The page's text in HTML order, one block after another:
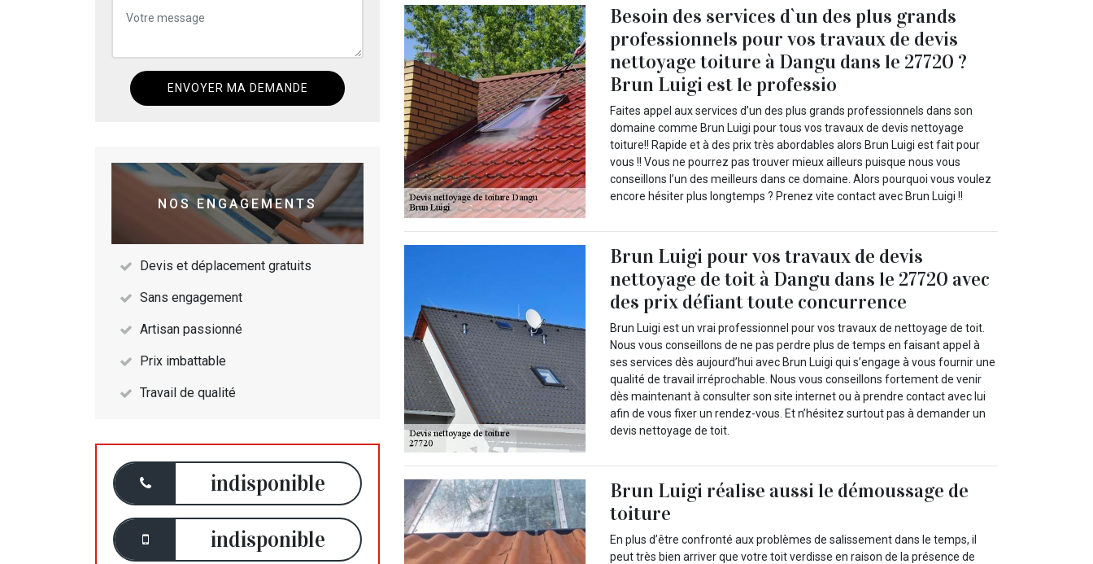
NOS ENGAGEMENTS
Devis et déplacement gratuits
Sans engagement
Artisan passionné
Prix imbattable
Travail de qualité
indisponible
indisponible
Besoin des services d`un des plus grands
professionnels pour vos travaux de devis
nettoyage toiture à Dangu dans le 27720 ?
Brun Luigi est le professio
Faites appel aux services d’un des plus grands professionnels dans son
domaine comme Brun Luigi pour tous vos travaux de devis nettoyage
toiture!! Rapide et à des prix très abordables alors Brun Luigi est fait pour
vous !! Vous ne pourrez pas trouver mieux ailleurs puisque nous vous
conseillons l’un des meilleurs dans ce domaine. Alors pourquoi vous voulez
encore hésiter plus longtemps ? Prenez vite contact avec Brun Luigi !!
Brun Luigi pour vos travaux de devis
nettoyage de toit à Dangu dans le 27720 avec
des prix défiant toute concurrence
Brun Luigi est un vrai professionnel pour vos travaux de nettoyage de toit.
Nous vous conseillons de ne pas perdre plus de temps en faisant appel à
ses services dès aujourd’hui avec Brun Luigi qui s’engage à vous fournir une
qualité de travail irréprochable. Nous vous conseillons fortement de venir
dès maintenant à consulter son site internet ou à prendre contact avec lui
afin de vous fixer un rendez-vous. Et n’hésitez surtout pas à demander un
devis nettoyage de toit.
Brun Luigi réalise aussi le démoussage de
toiture
En plus d’être confronté aux problèmes de salissement dans le temps, il
peut très bien arriver que votre toit verdisse en raison de la présence de